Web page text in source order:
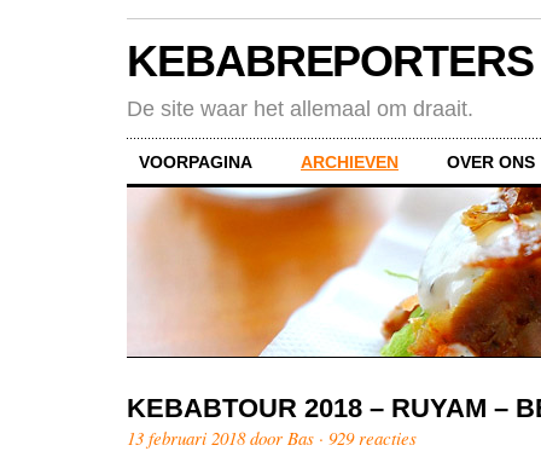
KEBABREPORTERS
De site waar het allemaal om draait.
VOORPAGINA ARCHIEVEN OVER ONS
KEBABTOUR 2018 – RUYAM –
13 februari 2018 door Bas · 929 reacties